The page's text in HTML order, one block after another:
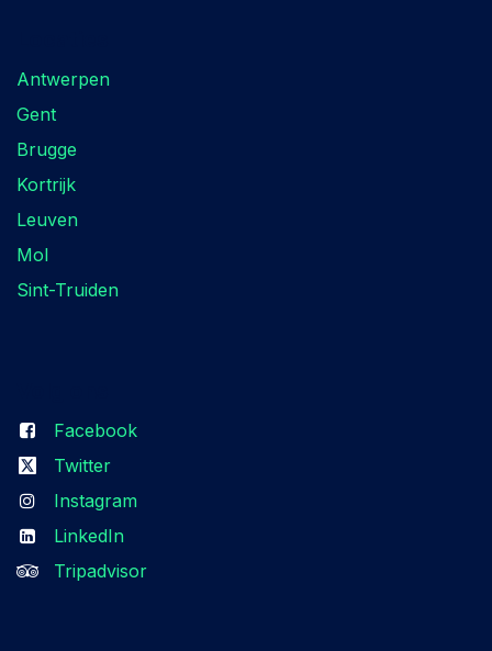
Antwerpen
Gent
Brugge
Kortrijk
Leuven
Mol
Sint-Truiden
Facebook
Twitter
Instagram
LinkedIn
Tripadvisor